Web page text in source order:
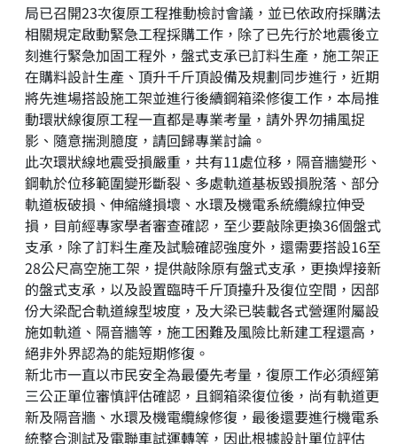
局已召開23次復原工程推動檢討會議，並已依政府採購法
相關規定啟動緊急工程採購工作，除了已先行於地震後立
刻進行緊急加固工程外，盤式支承已訂料生產，施工架正
在購料設計生產、頂升千斤頂設備及規劃同步進行，近期
將先進場搭設施工架並進行後續鋼箱梁修復工作，本局推
動環狀線復原工程一直都是專業考量，請外界勿捕風捉
影、隨意揣測臆度，請回歸專業討論。
此次環狀線地震受損嚴重，共有11處位移，隔音牆變形、
鋼軌於位移範圍變形斷裂、多處軌道基板毀損脫落、部分
軌道板破損、伸縮縫損壞、水環及機電系統纜線拉伸受
損，目前經專家學者審查確認，至少要敲除更換36個盤式
支承，除了訂料生產及試驗確認強度外，還需要搭設16至
28公尺高空施工架，提供敲除原有盤式支承，更換焊接新
的盤式支承，以及設置臨時千斤頂擡升及復位空間，因部
份大梁配合軌道線型坡度，及大梁已裝載各式營運附屬設
施如軌道、隔音牆等，施工困難及風險比新建工程還高，
絕非外界認為的能短期修復。
新北市一直以市民安全為最優先考量，復原工作必須經第
三公正單位審慎評估確認，且鋼箱梁復位後，尚有軌道更
新及隔音牆、水環及機電纜線修復，最後還要進行機電系
統整合測試及電聯車試運轉等，因此根據設計單位評估